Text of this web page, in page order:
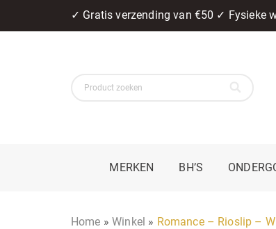
✓ Gratis verzending van €50 ✓ Fysieke
MERKEN BH’S
Home »Winkel » Romance – Rioslip –